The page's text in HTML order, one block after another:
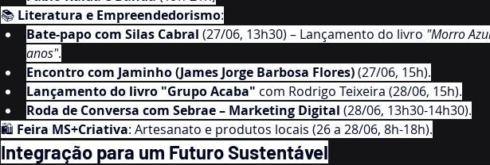
📚 Literatura e Empreendedorismo:
Bate-papo com Silas Cabral (27/06, 13h30) – Lançamento do livro "Morro
anos".
Encontro com Jaminho (James Jorge Barbosa Flores) (27/06, 15h).
Lançamento do livro "Grupo Acaba" com Rodrigo Teixeira (28/06, 15h).
Roda de Conversa com Sebrae – Marketing Digital (28/06, 13h30-14h30).
🛍️ Feira MS+Criativa: Artesanato e produtos locais (26 a 28/06, 8h-18h).
Integração para um Futuro Sustentável